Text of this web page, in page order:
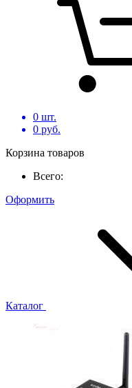
0 шт.
0 руб.
Корзина товаров
Всего:
Оформить
Каталог